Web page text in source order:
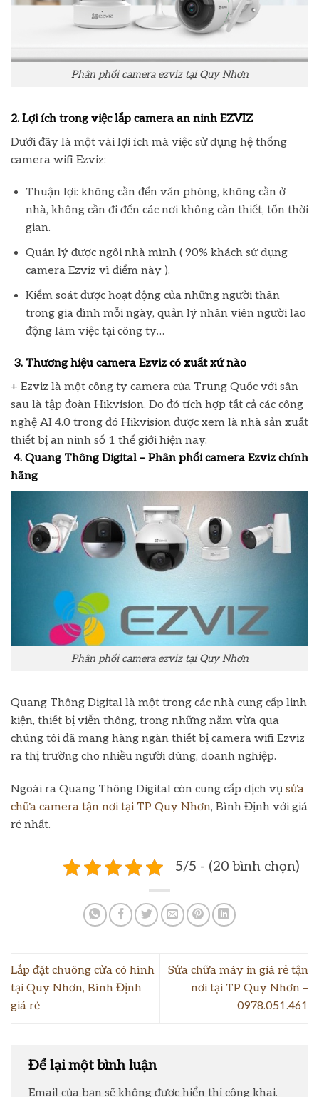
Phân phối camera ezviz tại Quy Nhơn
2. Lợi ích trong việc lắp camera an ninh EZVIZ
Dưới đây là một vài lợi ích mà việc sử dụng hệ thống
camera wifi Ezviz:
Thuận lợi: không cần đến văn phòng, không cần ở
nhà, không cần đi đến các nơi không cần thiết, tốn thời
gian.
Quản lý được ngôi nhà mình ( 90% khách sử dụng
camera Ezviz vì điểm này ).
Kiểm soát được hoạt động của những người thân
trong gia đình mỗi ngày, quản lý nhân viên người lao
động làm việc tại công ty…
3. Thương hiệu camera Ezviz có xuất xứ nào
+ Ezviz là một công ty camera của Trung Quốc với sân
sau là tập đoàn Hikvision. Do đó tích hợp tất cả các công
nghệ AI 4.0 trong đó Hikvision được xem là nhà sản xuất
thiết bị an ninh số 1 thế giới hiện nay.
4. Quang Thông Digital – Phân phối camera Ezviz chính
hãng
Phân phối camera ezviz tại Quy Nhơn
Quang Thông Digital là một trong các nhà cung cấp linh
kiện, thiết bị viễn thông, trong những năm vừa qua
chúng tôi đã mang hàng ngàn thiết bị camera wifi Ezviz
ra thị trường cho nhiều người dùng, doanh nghiệp.
Ngoài ra Quang Thông Digital còn cung cấp dịch vụsửa
chữa camera tận nơi tại TP Quy Nhơn, Bình Định với giá
rẻ nhất.
5/5 - (20 bình chọn)
Lắp đặt chuông cửa có hình
tại Quy Nhơn, Bình Định
giá rẻ
Sửa chữa máy in giá rẻ tận
nơi tại TP Quy Nhơn –
0978.051.461
Để lại một bình luận
Email của bạn sẽ không được hiển thị công khai.